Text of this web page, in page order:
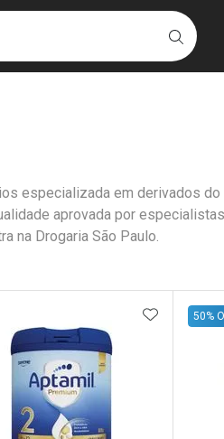
especializada em derivados
aprovada por
na Drogaria São Paulo.
FAVORITOS 50%